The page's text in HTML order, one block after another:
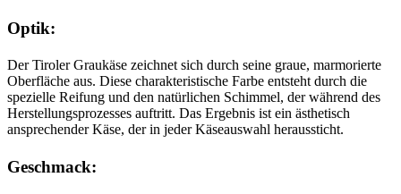
Optik:
Der Tiroler Graukäse zeichnet sich durch seine graue, marmorierte
Oberfläche aus. Diese charakteristische Farbe entsteht durch die
spezielle Reifung und den natürlichen Schimmel, der während des
Herstellungsprozesses auftritt. Das Ergebnis ist ein ästhetisch
ansprechender Käse, der in jeder Käseauswahl heraussticht.
Geschmack: